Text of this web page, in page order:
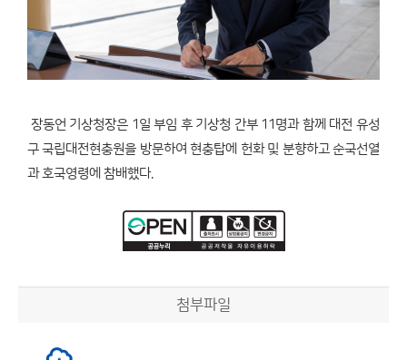
장동언 기상청장은 1일 부임 후 기상청 간부 11명과 함께 대전 유성
구 국립대전현충원을 방문하여 현충탑에 헌화 및 분향하고 순국선열
과 호국영령에 참배했다.
첨부파일